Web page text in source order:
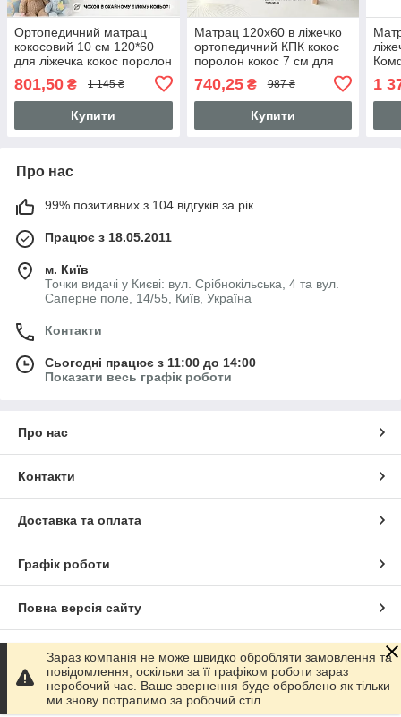
Ортопедичний матрац
кокосовий 10 см 120*60
для ліжечка кокос поролон
новонароджених 3558
801,50 ₴ 1 145 ₴
Купити
Матрац 120х60 в ліжечко
ортопедичний КПК кокос
поролон кокос 7 см для
Білий
740,25₴ 987 ₴
Купити
1
Про нас
99% позитивних з 104 відгуків за рік
Працює з 18.05.2011
м. Київ
Точки видачі у Києві: вул. Срібнокільська, 4 та вул.
Саперне поле, 14/55, Київ, Україна
Контакти
Сьогодні працює з 11:00 до 14:00
Показати весь графік роботи
Про нас
Контакти
Доставка та оплата
Графік роботи
Повна версія сайту
Сайт створено на маркетплейсі Prom.ua
Політика конфіденційності
Зараз компанія не може швидко обробляти замовлення та
повідомлення, оскільки за її графіком роботи зараз
неробочий час. Ваше звернення буде оброблено як тільки
ми знову потрапимо за робочий стіл.